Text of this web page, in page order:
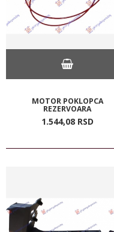
MOTOR POKLOPCA
REZERVOARA
1.544,08 RSD